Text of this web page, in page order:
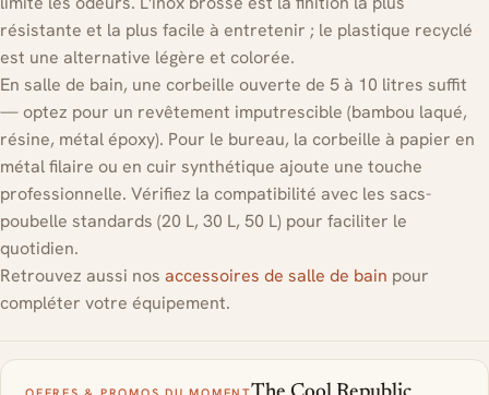
résistante et la plus facile à entretenir ; le plastique recyclé
est une alternative légère et colorée.
En salle de bain, une corbeille ouverte de 5 à 10 litres suffit
— optez pour un revêtement imputrescible (bambou laqué,
résine, métal époxy). Pour le bureau, la corbeille à papier en
métal filaire ou en cuir synthétique ajoute une touche
professionnelle. Vérifiez la compatibilité avec les sacs-
poubelle standards (20 L, 30 L, 50 L) pour faciliter le
quotidien.
Retrouvez aussi nos accessoires de salle de bain pour
compléter votre équipement.